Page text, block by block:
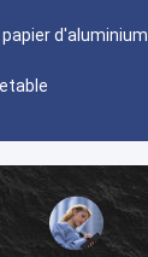
d'aluminium